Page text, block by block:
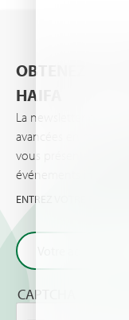
OBTENEZ LES
HAIFA
La newsletter d’Haifa
avancées en matière
vous présente les
événements
ENTREZ VOTRE EMAIL
CAPTCHA